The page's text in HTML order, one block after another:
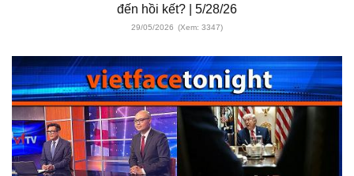
đến hồi kết? | 5/28/26
29/05/2026 (Xem: 3347)